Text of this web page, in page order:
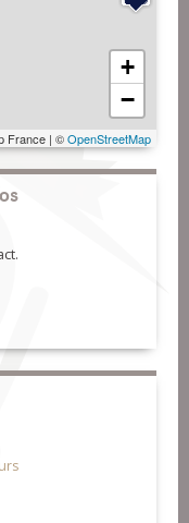
+
−
France | ©OpenStreetMap